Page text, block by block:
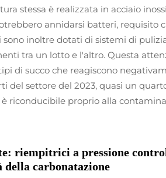
stessa è realizzata in acciaio
annidarsi batteri, requisito
inoltre dotati di sistemi di
tra un lotto e l'altro. Questa
di succo che reagiscono
del settore del 2023, quasi un
riconducibile proprio alla
riempitrici a pressione
carbonatazione